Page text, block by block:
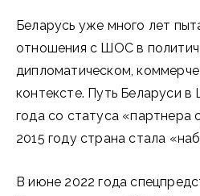
Беларусь уже много лет
отношения с ШОС в
дипломатическом,
контексте. Путь Беларуси
года со статуса «партнера
2015 году страна стала
В июне 2022 года